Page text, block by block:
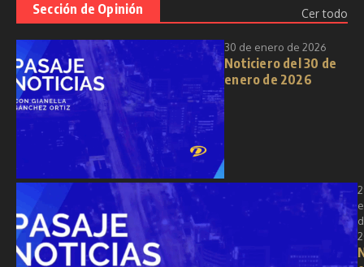
PASAJE|| "SEMANA SANTA: REFLEXIÓN,
RENOVACIÓN Y ESPIRITUALIDAD EN
TIEMPOS MODERNOS"
Sección de Opinión Cer todo
30 de enero de 2026
Noticiero del 30 de
enero de 2026